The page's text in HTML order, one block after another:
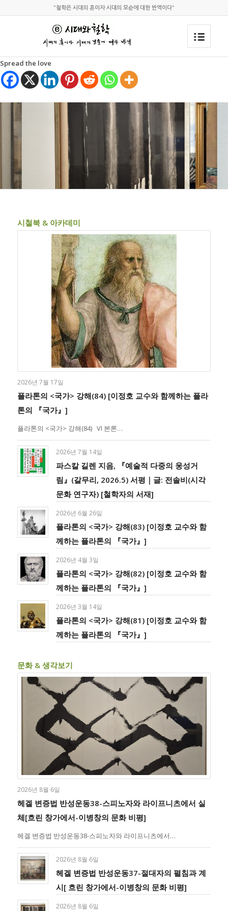
"철학은 시대의 혼이자 시대의 모순에 대한 반역이다"
Spread the love
시철북 & 아카데미
2026년 7월 17일
플라톤의 <국가> 강해(84) [이정호 교수와 함께하는 플라
톤의 『국가』]
플라톤의 <국가> 강해(84) VI 본론…
2026년 7월 14일
파스칼 길렌 지음, 『예술적 다중의 웅성거
림』(갈무리, 2026.5) 서평｜글: 전솔비(시각
문화 연구자) [철학자의 서재]
2026년 6월 26일
플라톤의 <국가> 강해(83) [이정호 교수와 함
께하는 플라톤의 『국가』]
2026년 4월 3일
플라톤의 <국가> 강해(82) [이정호 교수와 함
께하는 플라톤의 『국가』]
2026년 3월 14일
플라톤의 <국가> 강해(81) [이정호 교수와 함
께하는 플라톤의 『국가』]
문화 & 생각보기
2026년 8월 6일
헤겔 변증법 반성운동38-스피노자와 라이프니츠에서 실
체[흐린 창가에서-이병창의 문화 비평]
헤겔 변증법 반성운동38-스피노자와 라이프니츠에서…
2026년 8월 6일
헤겔 변증법 반성운동37-절대자의 펼침과 계
시[ 흐린 창가에서-이병창의 문화 비평]
2026년 8월 6일